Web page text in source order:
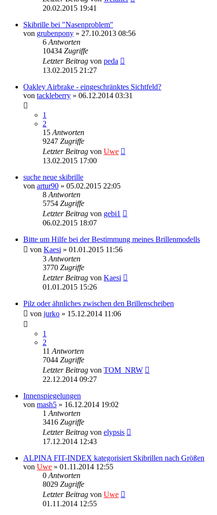
20.02.2015 19:41
Skibrille bei "Nasenproblem"
von grubenpony » 27.10.2013 08:56
6 Antworten
10434 Zugriffe
Letzter Beitrag von peda
13.02.2015 21:27
Oakley Airbrake - eingeschränktes Sichtfeld?
von tackleberry » 06.12.2014 03:31
1
2
15 Antworten
9247 Zugriffe
Letzter Beitrag von Uwe
13.02.2015 17:00
suche neue skibrille
von artur90 » 05.02.2015 22:05
8 Antworten
5754 Zugriffe
Letzter Beitrag von gebi1
06.02.2015 18:07
Bitte um Hilfe bei der Bestimmung meines Brillenmodells
von Kaesi » 01.01.2015 11:56
3 Antworten
3770 Zugriffe
Letzter Beitrag von Kaesi
01.01.2015 15:26
Pilz oder ähnliches zwischen den Brillenscheiben
von jurko » 15.12.2014 11:06
1
2
11 Antworten
7044 Zugriffe
Letzter Beitrag von TOM_NRW
22.12.2014 09:27
Innenspiegelungen
von mash5 » 16.12.2014 19:02
1 Antworten
3416 Zugriffe
Letzter Beitrag von elypsis
17.12.2014 12:43
ALPINA FIT-INDEX kategorisiert Skibrillen nach Größen
von Uwe » 01.11.2014 12:55
0 Antworten
8029 Zugriffe
Letzter Beitrag von Uwe
01.11.2014 12:55